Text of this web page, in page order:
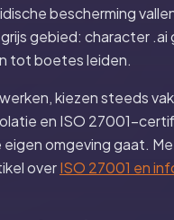
bescherming
gebied: character .ai
tot boetes leiden.
kiezen steeds
en ISO 27001-
omgeving gaat.
overISO 27001 en